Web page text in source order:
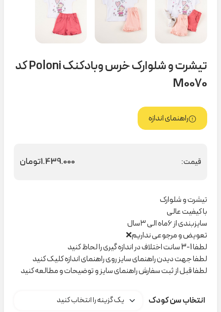
تیشرت و شلوارک خرس وبادکنک Poloni کد
M0070
راهنمای اندازه
قیمت: 1.439.000تومان
تیشرت و شلوارک
با کیفیت عالی
سایزبندی از ۶ماه الی ۳سال
تعویض و مرجوعی نداریم❌
لطفا 1-3 سانت اختلاف در اندازه گیری را لحاظ کنید
لطفا جهت دیدن راهنمای سایز روی راهنمای اندازه کلیک کنید
لطفا قبل از ثبت سفارش راهنمای سایز و توضیحات و مطالعه کنید
انتخاب سن کودک